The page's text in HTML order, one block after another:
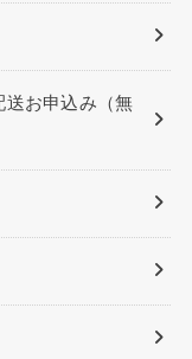
送お申込み（無